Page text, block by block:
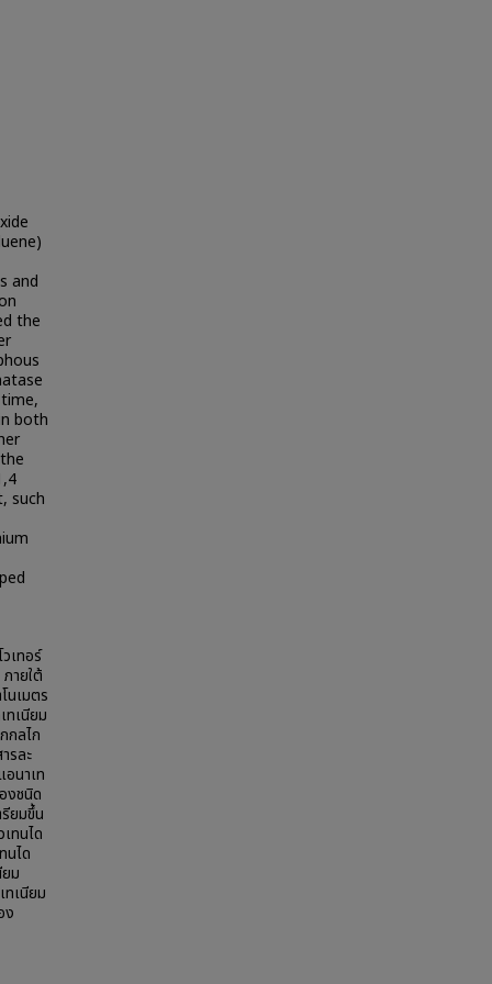
and
the
both
such
เทอร์
ายใต้
นเมตร
ทเนียม
กลไก
รละ
นาเท
งชนิด
ยมขึ้น
ทนได
นได
ม
เนียม
ง